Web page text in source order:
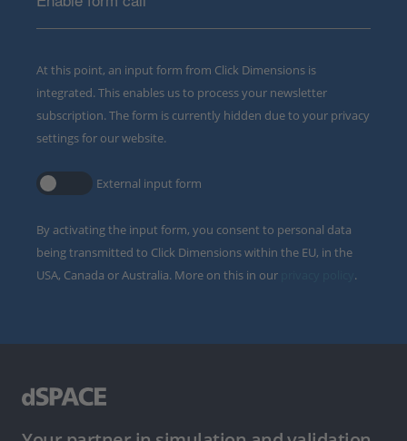
At this point, an input form from Click Dimensions is
integrated. This enables us to process your newsletter
subscription. The form is currently hidden due to your privacy
settings for our website.
External input form
By activating the input form, you consent to personal data
being transmitted to Click Dimensions within the EU, in the
USA, Canada or Australia. More on this in our
.